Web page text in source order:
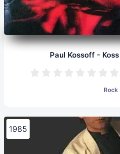
Paul Kossoff -
Rock
1985